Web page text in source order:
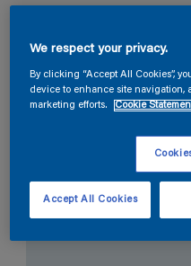
Seção
We respect your privacy.
By clicking “Accept All Cookies”,
device to enhance site navigation,
marketing efforts.
Cookie
Accept All Cookies